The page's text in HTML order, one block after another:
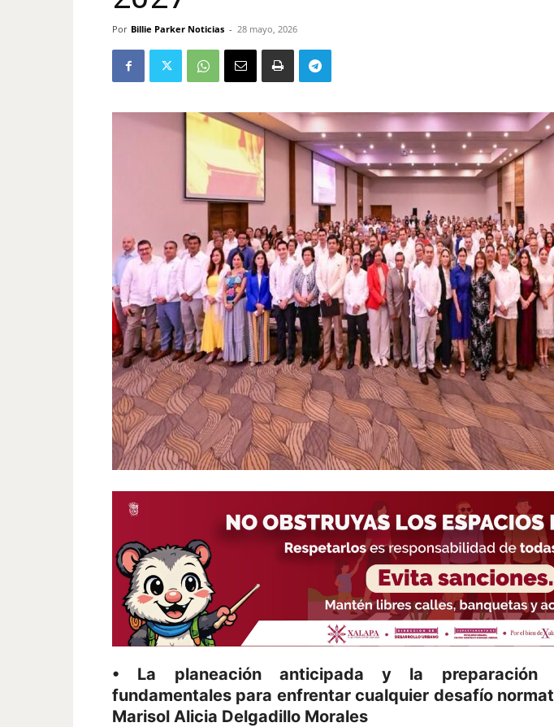
Por Billie Parker Noticias - 28 mayo, 2026
• La planeación anticipada y la preparación
fundamentales para enfrentar cualquier desafío
Marisol Alicia Delgadillo Morales